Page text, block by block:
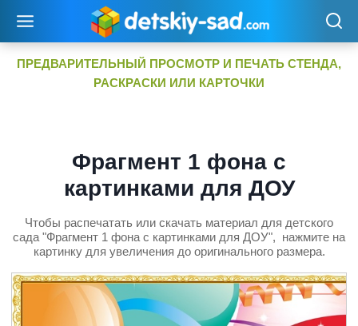
содержимому
ПРЕДВАРИТЕЛЬНЫЙ ПРОСМОТР И ПЕЧАТЬ СТЕНДА,
РАСКРАСКИ ИЛИ КАРТОЧКИ
Фрагмент 1 фона с
картинками для ДОУ
Чтобы распечатать или скачать материал для детского
сада "Фрагмент 1 фона с картинками для ДОУ", нажмите на
картинку для увеличения до оригинального размера.